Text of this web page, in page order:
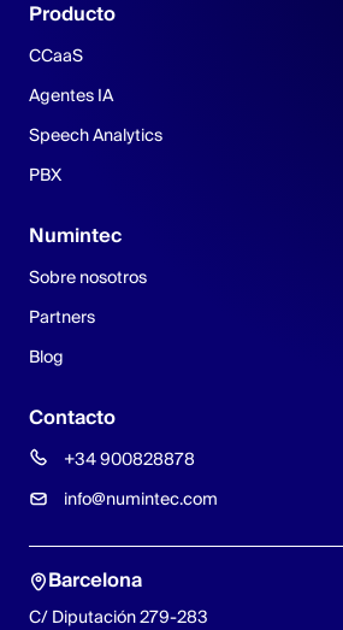
Producto
CCaaS
Agentes IA
Speech Analytics
PBX
Numintec
Sobre nosotros
Partners
Blog
Contacto
+34 900828878
info@numintec.com
Barcelona
C/ Diputación 279-283